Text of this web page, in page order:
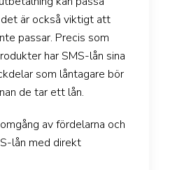
är också viktigt att
passar. Precis som
har SMS-lån sina
som låntagare bör
de tar ett lån.
av fördelarna och
lån med direkt